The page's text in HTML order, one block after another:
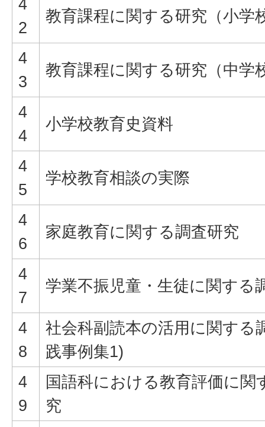
4
2
教育課程に関する研究（小学
4
3
教育課程に関する研究（中学
4
4
小学校教育史資料
4
5
学校教育相談の実際
4
6
家庭教育に関する調査研究
4
7
学業不振児童・生徒に関する
4
8
社会科副読本の活用に関する
践事例集1)
4
9
国語科における教育評価に関
究